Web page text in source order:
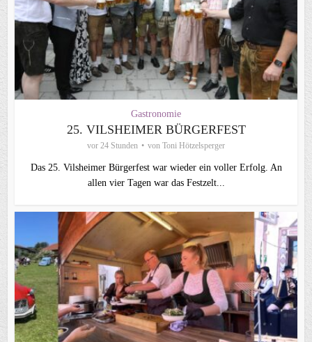
Gastronomie
25. VILSHEIMER BÜRGERFEST
vor 24 Stunden von Toni Hötzelsperger
Das 25. Vilsheimer Bürgerfest war wieder ein voller Erfolg. An
allen vier Tagen war das Festzelt...